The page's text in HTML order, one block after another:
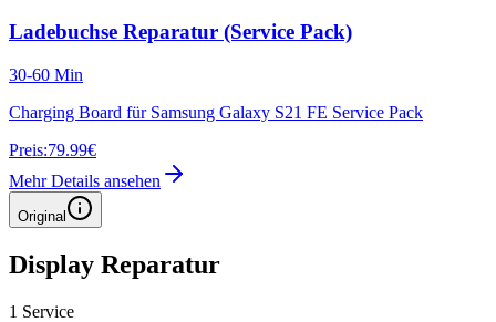
Ladebuchse Reparatur (Service Pack)
30-60 Min
Charging Board für Samsung Galaxy S21 FE Service Pack
Preis:79.99€
Mehr Details ansehen
Original
Display Reparatur
1 Service